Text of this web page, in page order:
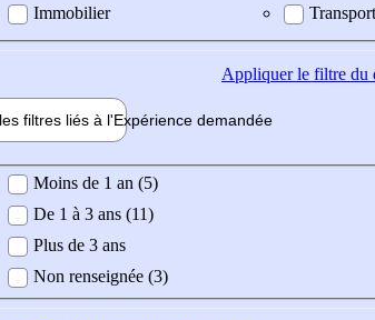
Immobilier
Appliquerle filtre du
filtres liés à l'Expérience demandée
demandée
Moins de 1 an (5)
De 1 à 3 ans (11)
Plus de 3 ans
Non renseignée (3)